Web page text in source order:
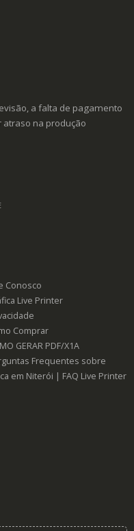
a falta de pagamento
na produção
Conosco
Live Printer
Comprar
GERAR PDF/X1A
Frequentes sobre
em Niterói | FAQ Live Printer